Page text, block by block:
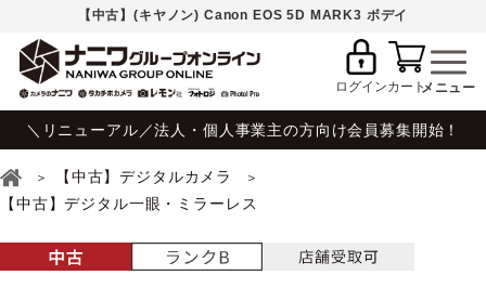
【中古】(キヤノン) Canon EOS 5D MARK3 ボデイ
ログインカート
＼リニューアル／法人・個人事業主の方向け会員募集開始！
【中古】デジタルカメラ
【中古】デジタル一眼・ミラーレス